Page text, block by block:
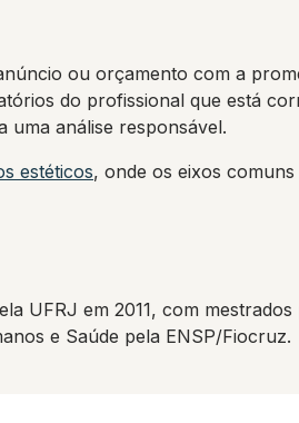
ou orçamento com a
do profissional que está
uma análise responsável.
estéticos, onde os eixos
UFRJ em 2011, com
e Saúde pela ENSP/Fiocruz.